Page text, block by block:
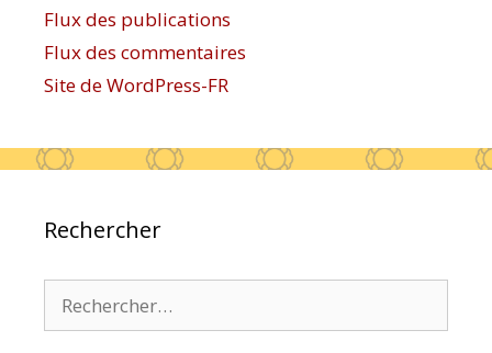
Flux des publications
Flux des commentaires
Site de WordPress-FR
Rechercher